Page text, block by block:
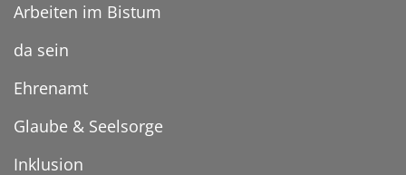
Arbeiten im Bistum
da sein
Ehrenamt
Glaube & Seelsorge
Inklusion